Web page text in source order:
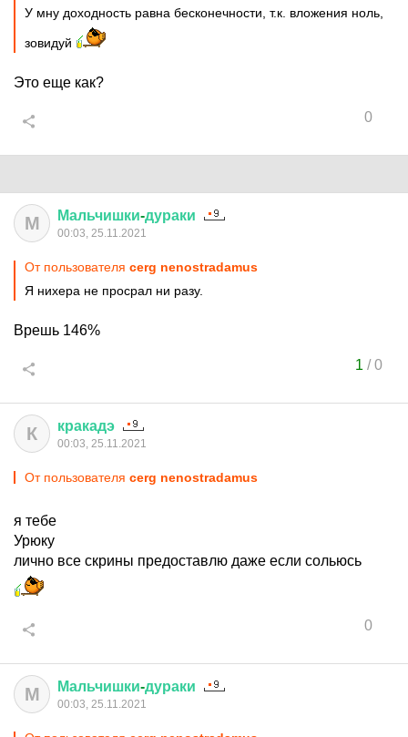
У мну доходность равна бесконечности, т.к. вложения ноль,
зовидуй
Это еще как?
0
М Мальчишки-дураки
00:03, 25.11.2021
От пользователя cerg nenostradamus
Я нихера не просрал ни разу.
Врешь 146%
1 /0
К кракадэ
00:03, 25.11.2021
От пользователя cerg nenostradamus
я тебе
Урюку
лично все скрины предоставлю даже если сольюсь
0
М Мальчишки-дураки
00:03, 25.11.2021